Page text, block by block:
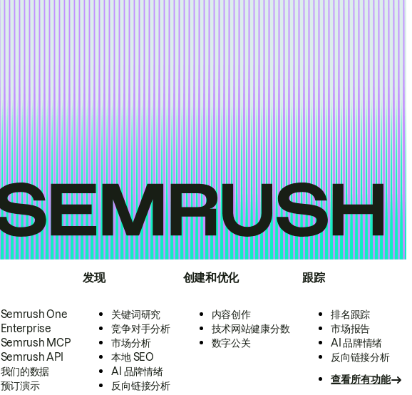
Semrush One
Enterprise
Semrush MCP
Semrush API
我们的数据
预订演示
发现
关键词研究
竞争对手分析
市场分析
本地 SEO
AI 品牌情绪
反向链接分析
创建和优化
内容创作
技术网站健康分数
数字公关
跟踪
排名跟踪
市场报告
AI 品牌情绪
反向链接分析
查看所有功能